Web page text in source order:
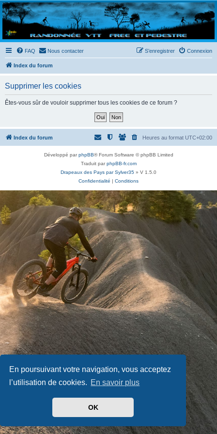
En poursuivant votre navigation, vous acceptez
l’utilisation de cookies. En savoir plus
OK
Randovttfree.fr
Bienvenue sur le site des randos vtt et pédestre de Bretagne . Bonne navigation sur le site
et bonnes randos dans l'Ouest !
FAQ Nous contacter Connexion
S’enregistrer
Index du forum
Supprimer les cookies
Êtes-vous sûr de vouloir supprimer tous les cookies de ce forum ?
Index du forum Heures au format UTC+02:00
Développé parphpBB® Forum Software © phpBB Limited
Traduit parphpBB-fr.com
Drapeaux des Pays par Sylver35 » V 1.5.0
Confidentialité | Conditions